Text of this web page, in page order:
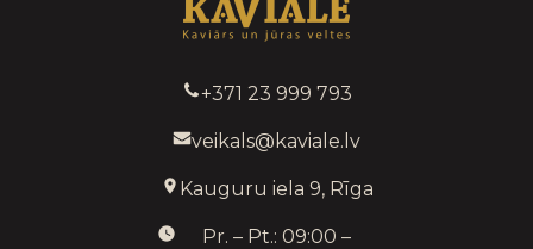
+371 23 999 793
veikals@kaviale.lv
Kauguru iela 9, Rīga
Pr. – Pt.: 09:00 –